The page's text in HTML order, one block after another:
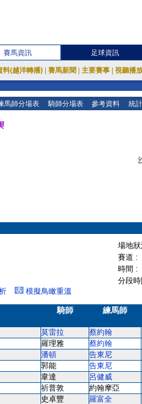
賽馬資訊 足球資訊
料(越洋轉播) 賽馬新聞 主要賽事 視聽播
馬師分場表 騎師分場表 參考資料 統
場地
賽道 :
時間 :
分段
模擬鳥瞰重溫
騎師 練馬師
莫雷拉 蔡約翰
羅理雅 蔡約翰
潘頓 告東尼
郭能 告東尼
韋達 呂健威
祈普敦 約翰摩亞
史卓豐 羅富全